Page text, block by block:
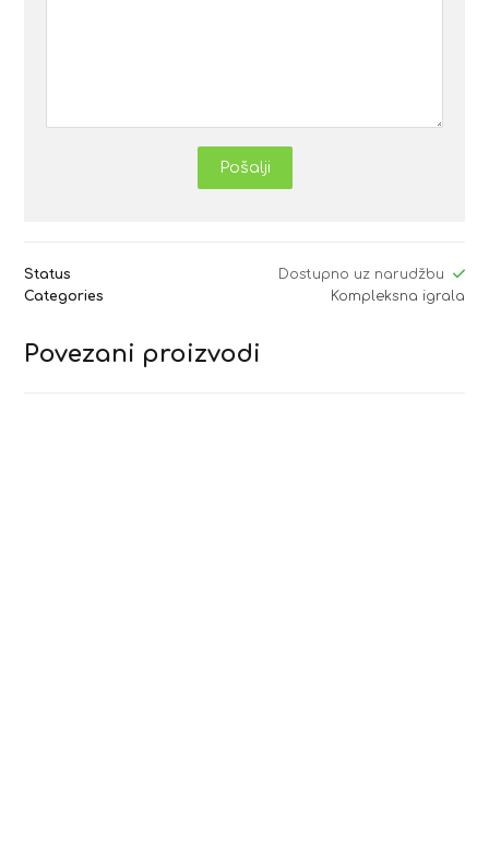
Pošalji
Status
Dostupno uz narudžbu
Categories
Kompleksna igrala
Povezani proizvodi